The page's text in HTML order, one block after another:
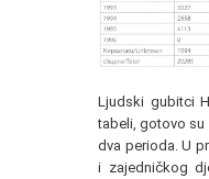
Ljudski gubitci
tabeli, gotovo su
dva perioda. U
i zajedničkog